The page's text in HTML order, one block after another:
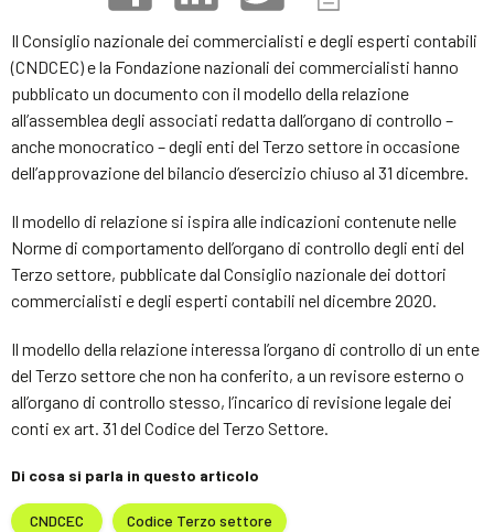
Il Consiglio nazionale dei commercialisti e degli esperti contabili
(CNDCEC) e la Fondazione nazionali dei commercialisti hanno
pubblicato un documento con il modello della relazione
all’assemblea degli associati redatta dall’organo di controllo –
anche monocratico – degli enti del Terzo settore in occasione
dell’approvazione del bilancio d’esercizio chiuso al 31 dicembre.
Il modello di relazione si ispira alle indicazioni contenute nelle
Norme di comportamento dell’organo di controllo degli enti del
Terzo settore, pubblicate dal Consiglio nazionale dei dottori
commercialisti e degli esperti contabili nel dicembre 2020.
Il modello della relazione interessa l’organo di controllo di un ente
del Terzo settore che non ha conferito, a un revisore esterno o
all’organo di controllo stesso, l’incarico di revisione legale dei
conti ex art. 31 del Codice del Terzo Settore.
Di cosa si parla in questo articolo
CNDCEC Codice Terzo settore